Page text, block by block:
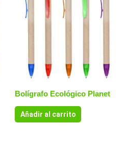
Bolígrafo Ecológico Planet
Añadir al carrito